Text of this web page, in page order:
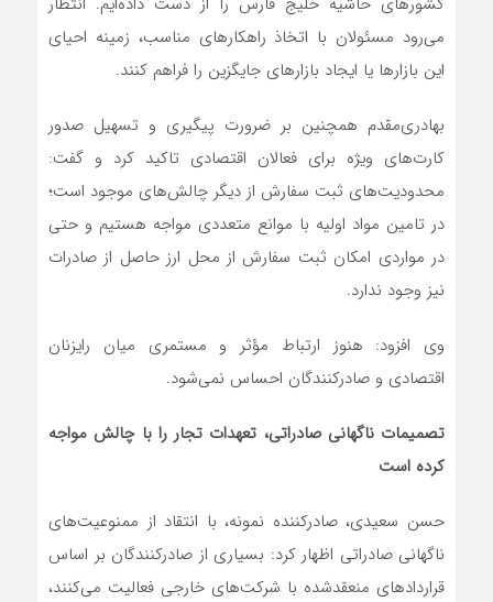
می‌رود مسئولان با اتخاذ راهکارهای مناسب، زمینه احیای
این بازارها یا ایجاد بازارهای جایگزین را فراهم کنند.
بهادری‌مقدم همچنین بر ضرورت پیگیری و تسهیل صدور
کارت‌های ویژه برای فعالان اقتصادی تاکید کرد و گفت:
محدودیت‌های ثبت سفارش از دیگر چالش‌های موجود است؛
در تامین مواد اولیه با موانع متعددی مواجه هستیم و حتی
در مواردی امکان ثبت سفارش از محل ارز حاصل از صادرات
نیز وجود ندارد.
وی افزود: هنوز ارتباط مؤثر و مستمری میان رایزنان
اقتصادی و صادرکنندگان احساس نمی‌شود.
تصمیمات ناگهانی صادراتی، تعهدات تجار را با چالش مواجه
کرده است
حسن سعیدی، صادرکننده نمونه، با انتقاد از ممنوعیت‌های
ناگهانی صادراتی اظهار کرد: بسیاری از صادرکنندگان بر اساس
قراردادهای منعقدشده با شرکت‌های خارجی فعالیت می‌کنند،